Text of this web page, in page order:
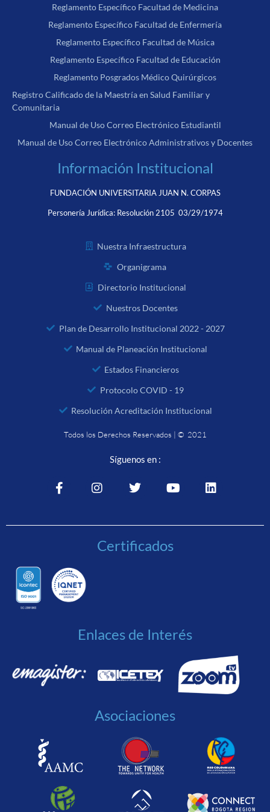
Reglamento Específico Facultad de Medicina
Reglamento Específico Facultad de Enfermería
Reglamento Específico Facultad de Música
Reglamento Específico Facultad de Educación
Reglamento Posgrados Médico Quirúrgicos
Registro Calificado de la Maestría en Salud Familiar y
Comunitaria
Manual de Uso Correo Electrónico Estudiantil
Manual de Uso Correo Electrónico Administrativos y Docentes
Información Institucional
FUNDACIÓN UNIVERSITARIA JUAN N. CORPAS
Personería Jurídica: Resolución 2105 03/29/1974
Nuestra Infraestructura
Organigrama
Directorio Institucional
Nuestros Docentes
Plan de Desarrollo Institucional 2022 - 2027
Manual de Planeación Institucional
Estados Financieros
Protocolo COVID - 19
Resolución Acreditación Institucional
Todos los Derechos Reservados | © 2021
Síguenos en :
Certificados
Enlaces de Interés
Asociaciones